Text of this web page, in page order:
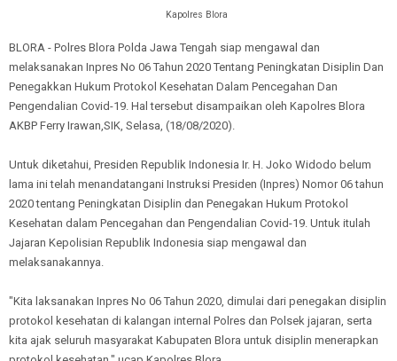
Kapolres Blora
BLORA - Polres Blora Polda Jawa Tengah siap mengawal dan
melaksanakan Inpres No 06 Tahun 2020 Tentang Peningkatan Disiplin Dan
Penegakkan Hukum Protokol Kesehatan Dalam Pencegahan Dan
Pengendalian Covid-19. Hal tersebut disampaikan oleh Kapolres Blora
AKBP Ferry Irawan,SIK, Selasa, (18/08/2020).
Untuk diketahui, Presiden Republik Indonesia Ir. H. Joko Widodo belum
lama ini telah menandatangani Instruksi Presiden (Inpres) Nomor 06 tahun
2020 tentang Peningkatan Disiplin dan Penegakan Hukum Protokol
Kesehatan dalam Pencegahan dan Pengendalian Covid-19. Untuk itulah
Jajaran Kepolisian Republik Indonesia siap mengawal dan
melaksanakannya.
"Kita laksanakan Inpres No 06 Tahun 2020, dimulai dari penegakan disiplin
protokol kesehatan di kalangan internal Polres dan Polsek jajaran, serta
kita ajak seluruh masyarakat Kabupaten Blora untuk disiplin menerapkan